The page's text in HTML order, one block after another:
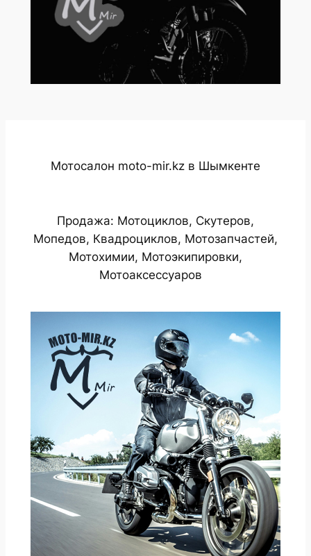
Мотосалон moto-mir.kz в Шымкенте
Продажа: Мотоциклов, Скутеров,
Мопедов, Квадроциклов, Мотозапчастей,
Мотохимии, Мотоэкипировки,
Мотоаксессуаров